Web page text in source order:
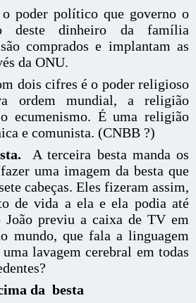
poder político que governo o
deste dinheiro da família
comprados e implantam as
da ONU.
dois cifres é o poder religioso
ordem mundial, a religião
ecumenismo. É uma religião
e comunista. (CNBB ?)
A terceira besta manda os
uma imagem da besta que
cabeças. Eles fizeram assim,
de vida a ela e ela podia até
João previu a caixa de TV em
mundo, que fala a linguagem
lavagem cerebral em todas
da besta